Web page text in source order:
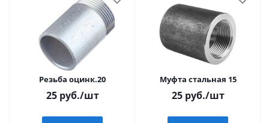
Резьба оцинк.20
25руб./шт
Муфта стальная 15
25руб./шт